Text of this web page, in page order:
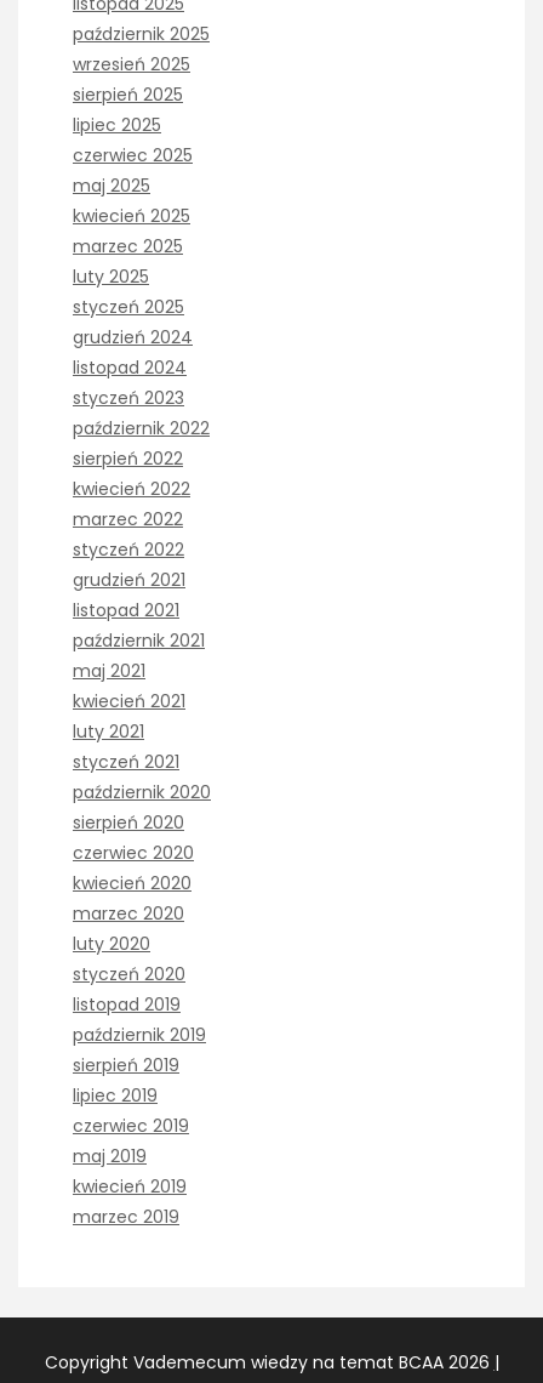
październik 2025
wrzesień 2025
sierpień 2025
lipiec 2025
czerwiec 2025
maj 2025
kwiecień 2025
marzec 2025
luty 2025
styczeń 2025
grudzień 2024
listopad 2024
styczeń 2023
październik 2022
sierpień 2022
kwiecień 2022
marzec 2022
styczeń 2022
grudzień 2021
listopad 2021
październik 2021
maj 2021
kwiecień 2021
luty 2021
styczeń 2021
październik 2020
sierpień 2020
czerwiec 2020
kwiecień 2020
marzec 2020
luty 2020
styczeń 2020
listopad 2019
październik 2019
sierpień 2019
lipiec 2019
czerwiec 2019
maj 2019
kwiecień 2019
marzec 2019
Copyright Vademecum wiedzy na temat BCAA 2026 |